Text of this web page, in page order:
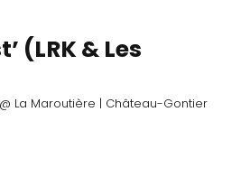
(LRK & Les
@ La Maroutière | Château-Gontier